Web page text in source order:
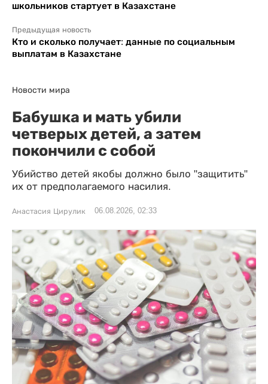
школьников стартует в Казахстане
Предыдущая новость
Кто и сколько получает: данные по социальным
выплатам в Казахстане
Новости мира
Бабушка и мать убили
четверых детей, а затем
покончили с собой
Убийство детей якобы должно было "защитить"
их от предполагаемого насилия.
Анастасия Цирулик 06.08.2026, 02:33